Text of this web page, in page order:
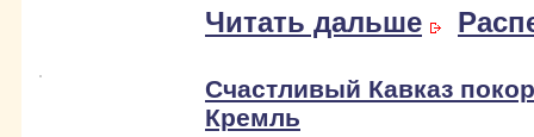
Читать дальше
Счастливый Кавказ
Кремль